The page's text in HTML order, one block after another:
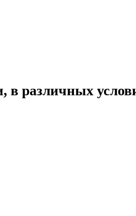
в различных